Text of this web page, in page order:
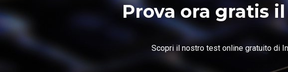
Prova ora gratis
Scopri il nostro test online gratuito di